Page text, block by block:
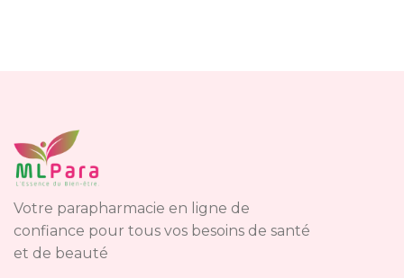
Votre parapharmacie en ligne de
confiance pour tous vos besoins de santé
et de beauté